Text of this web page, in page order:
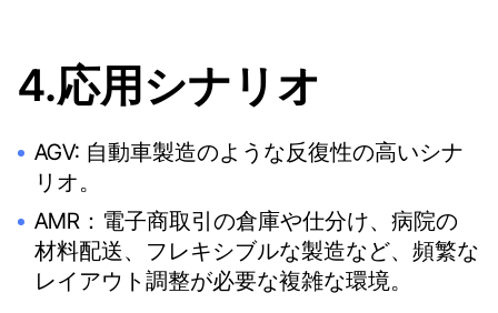
4.応用シナリオ
AGV: 自動車製造のような反復性の高いシナ
リオ。
AMR：電子商取引の倉庫や仕分け、病院の
材料配送、フレキシブルな製造など、頻繁な
レイアウト調整が必要な複雑な環境。